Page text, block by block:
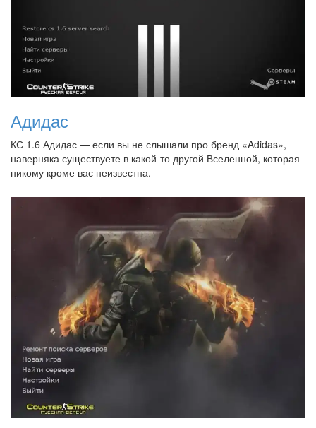
Адидас
КС 1.6 Адидас — если вы не слышали про бренд «Adidas»,
наверняка существуете в какой-то другой Вселенной, которая
никому кроме вас неизвестна.